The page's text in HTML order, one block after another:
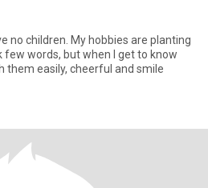
no children. My hobbies are planting
few words, but when I get to know
them easily, cheerful and smile